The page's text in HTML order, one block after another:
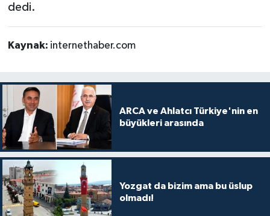
dedi.
Kaynak: internethaber.com
ARCA ve Ahlatcı Türkiye'nin en
büyükleri arasında
Yozgat da bizim ama bu üslup
olmadı!